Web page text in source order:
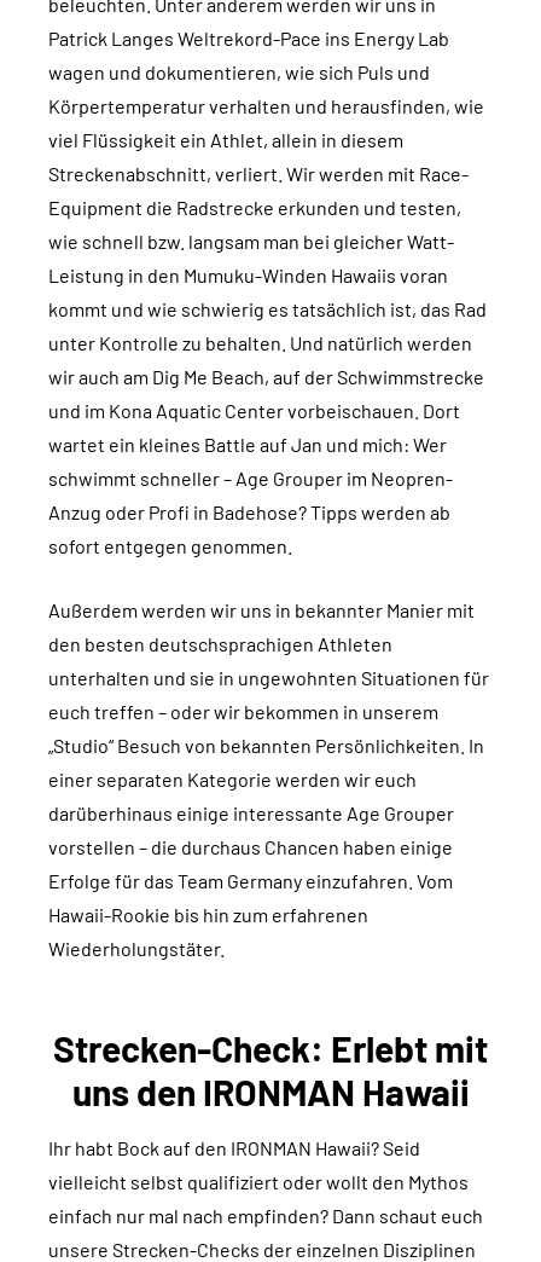
Patrick Langes Weltrekord-Pace ins Energy Lab
wagen und dokumentieren, wie sich Puls und
Körpertemperatur verhalten und herausfinden, wie
viel Flüssigkeit ein Athlet, allein in diesem
Streckenabschnitt, verliert. Wir werden mit Race-
Equipment die Radstrecke erkunden und testen,
wie schnell bzw. langsam man bei gleicher Watt-
Leistung in den Mumuku-Winden Hawaiis voran
kommt und wie schwierig es tatsächlich ist, das Rad
unter Kontrolle zu behalten. Und natürlich werden
wir auch am Dig Me Beach, auf der Schwimmstrecke
und im Kona Aquatic Center vorbeischauen. Dort
wartet ein kleines Battle auf Jan und mich: Wer
schwimmt schneller – Age Grouper im Neopren-
Anzug oder Profi in Badehose? Tipps werden ab
sofort entgegen genommen.
Außerdem werden wir uns in bekannter Manier mit
den besten deutschsprachigen Athleten
unterhalten und sie in ungewohnten Situationen für
euch treffen – oder wir bekommen in unserem
„Studio“ Besuch von bekannten Persönlichkeiten. In
einer separaten Kategorie werden wir euch
darüberhinaus einige interessante Age Grouper
vorstellen – die durchaus Chancen haben einige
Erfolge für das Team Germany einzufahren. Vom
Hawaii-Rookie bis hin zum erfahrenen
Wiederholungstäter.
Strecken-Check: Erlebt mit
uns den IRONMAN Hawaii
Ihr habt Bock auf den IRONMAN Hawaii? Seid
vielleicht selbst qualifiziert oder wollt den Mythos
einfach nur mal nach empfinden? Dann schaut euch
unsere Strecken-Checks der einzelnen Disziplinen